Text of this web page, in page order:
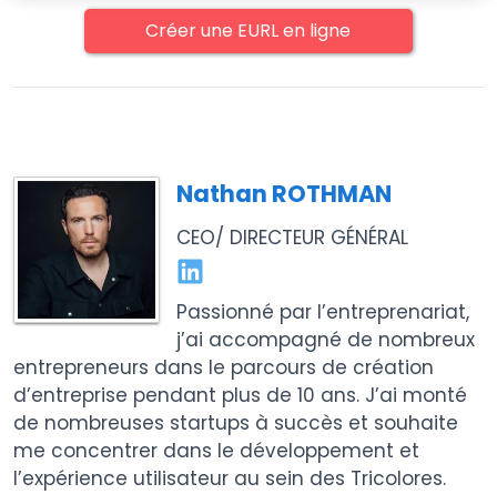
Créer une EURL en ligne
Nathan ROTHMAN
CEO/ DIRECTEUR GÉNÉRAL
Passionné par l’entreprenariat,
j’ai accompagné de nombreux
entrepreneurs dans le parcours de création
d’entreprise pendant plus de 10 ans. J’ai monté
de nombreuses startups à succès et souhaite
me concentrer dans le développement et
l’expérience utilisateur au sein des Tricolores.